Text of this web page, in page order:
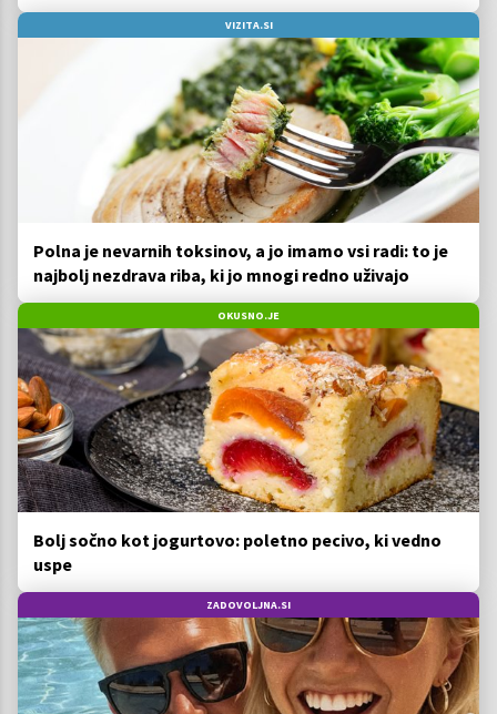
VIZITA.SI
Polna je nevarnih toksinov, a jo imamo vsi radi: to je
najbolj nezdrava riba, ki jo mnogi redno uživajo
OKUSNO.JE
Bolj sočno kot jogurtovo: poletno pecivo, ki vedno
uspe
ZADOVOLJNA.SI